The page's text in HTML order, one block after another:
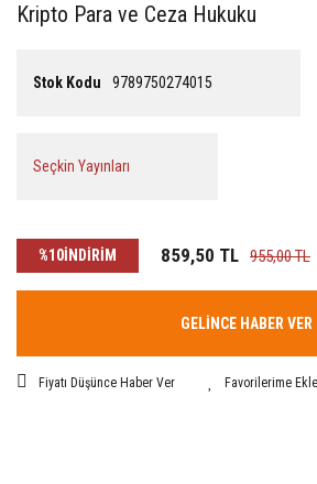
Kripto Para ve Ceza Hukuku
Stok Kodu 9789750274015
Seçkin Yayınları
%10İNDİRİM 859,50 TL 955,00 TL
GELİNCE HABER VER
Fiyatı Düşünce Haber Ver